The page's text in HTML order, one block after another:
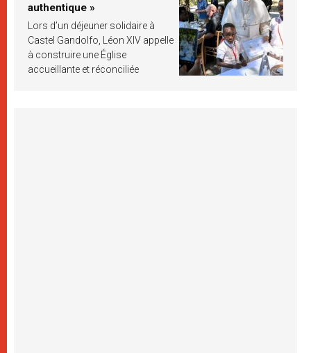
authentique »
Lors d’un déjeuner solidaire à
Castel Gandolfo, Léon XIV appelle
à construire une Église
accueillante et réconciliée